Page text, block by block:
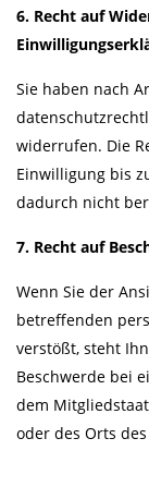
6. Recht auf
Sie haben nach
widerrufen. Die
Einwilligung bis
dadurch nicht
7. Recht auf
Wenn Sie der
betreffenden
verstößt, steht
Beschwerde bei
dem
oder des Orts